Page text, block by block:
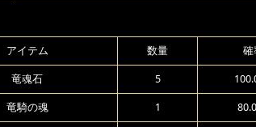
アイテム 数量 確
竜魂石 5
竜騎の魂 1